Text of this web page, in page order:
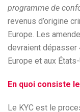
programme de
revenus d’origine
Europe. Les
devraient dépasser
Europe et aux
En quoi consiste le
Le KYC est le